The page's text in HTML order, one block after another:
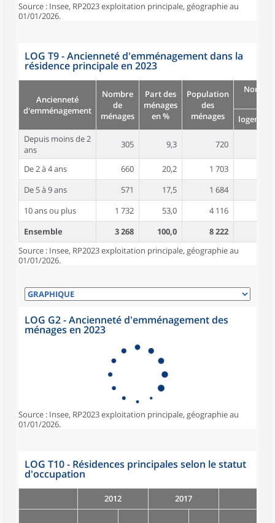
Source : Insee, RP2023 exploitation principale, géographie au
01/01/2026.
LOG T9 - Ancienneté d'emménagement dans la
résidence principale en 2023
Ancienneté
d'emménagement
Nombre
de
ménages
Part des
ménages
en %
Population
des
ménages
logement
Depuis moins de 2
ans
305 9,3 720
De 2 à 4 ans 660 20,2 1 703
De 5 à 9 ans
571 17,5 1 684
10 ans ou plus
1 732 53,0 4 116
Ensemble
3 268 100,0 8 222
Source : Insee, RP2023 exploitation principale, géographie au
01/01/2026.
LOG G2 - Ancienneté d'emménagement des
ménages en 2023
Source : Insee, RP2023 exploitation principale, géographie au
01/01/2026.
LOG T10 - Résidences principales selon le statut
d'occupation
2012 2017